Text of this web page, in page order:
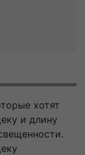
хотят
и длину